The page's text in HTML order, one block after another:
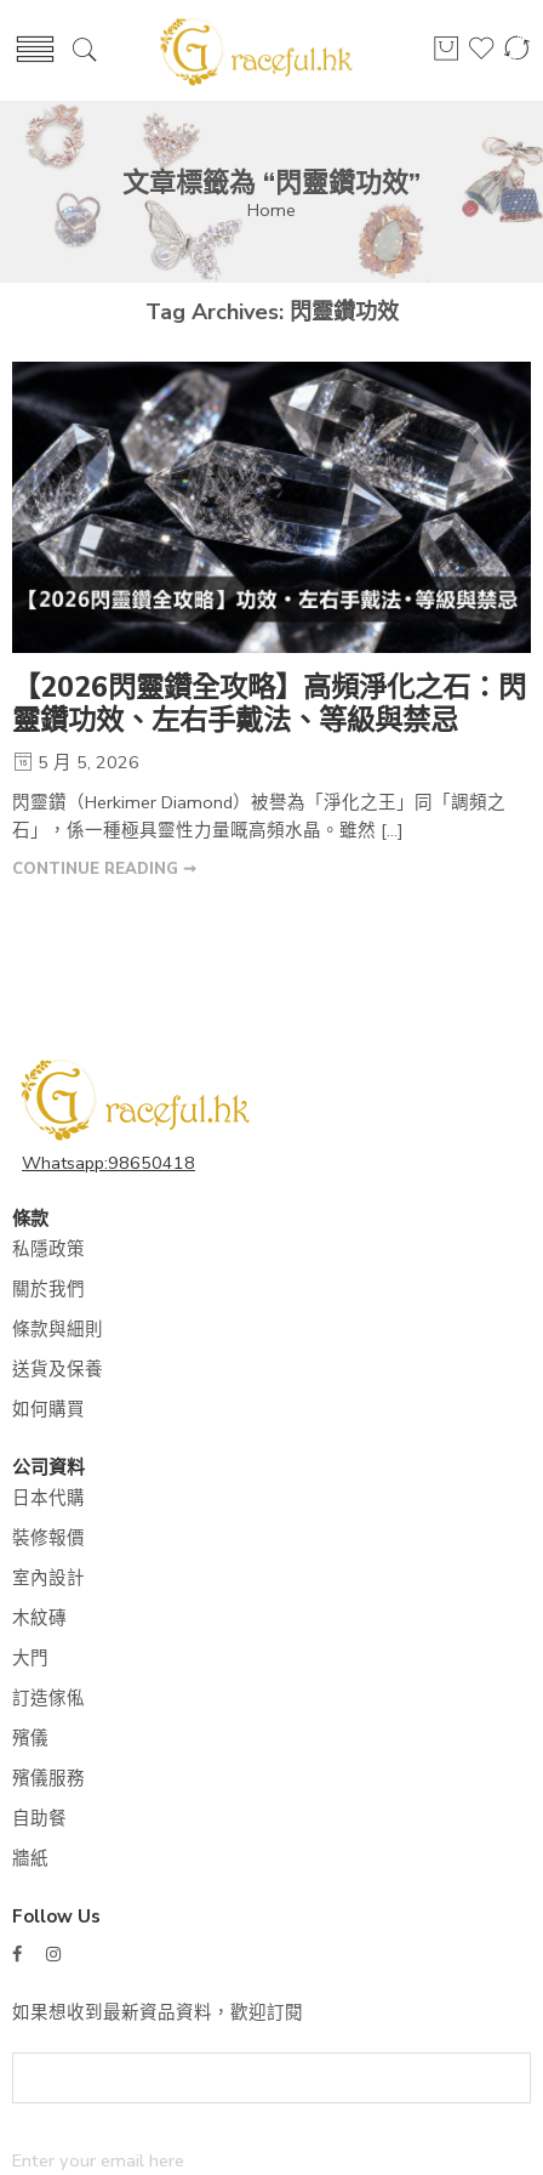
文章標籤為 “閃靈鑽功效”
Home
Tag Archives: 閃靈鑽功效
【2026閃靈鑽全攻略】高頻淨化之石：閃
靈鑽功效、左右手戴法、等級與禁忌
5 月 5, 2026
閃靈鑽（Herkimer Diamond）被譽為「淨化之王」同「調頻之
石」，係一種極具靈性力量嘅高頻水晶。雖然 […]
CONTINUE READING ➞
Whatsapp:98650418
條款
私隱政策
關於我們
條款與細則
送貨及保養
如何購買
公司資料
日本代購
裝修報價
室內設計
木紋磚
大門
訂造傢俬
殯儀
殯儀服務
自助餐
牆紙
Follow Us
如果想收到最新資品資料，歡迎訂閱